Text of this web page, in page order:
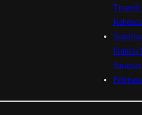
Tragedi
Prancis